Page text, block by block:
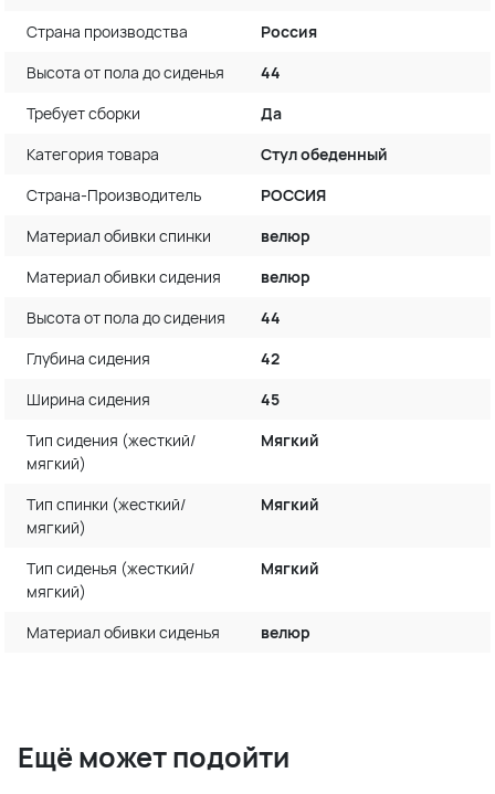
Страна производства
Россия
Высота от пола до сиденья
44
Требует сборки
Да
Категория товара
Стул обеденный
Страна-Производитель
РОССИЯ
Материал обивки спинки
велюр
Материал обивки сидения
велюр
Высота от пола до сидения
44
Глубина сидения
42
Ширина сидения
45
Тип сидения (жесткий/
мягкий)
Мягкий
Тип спинки (жесткий/
мягкий)
Мягкий
Тип сиденья (жесткий/
мягкий)
Мягкий
Материал обивки сиденья велюр
Ещё может подойти